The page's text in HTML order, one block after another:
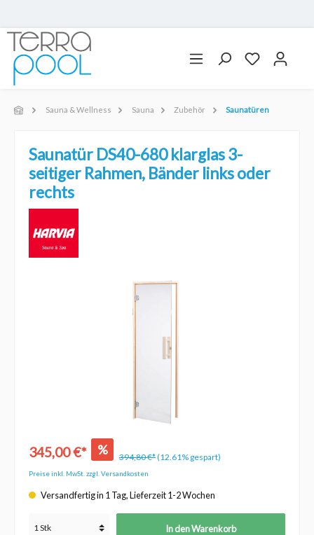
Sauna & Wellness Sauna Zubehör Saunatüren
Saunatür DS40-680 klarglas 3-
seitiger Rahmen, Bänder links oder
rechts
345,00 €* % 394,80 €*(12.61% gespart)
Preise inkl. MwSt. zzgl. Versandkosten
Versandfertig in 1 Tag, Lieferzeit 1-2 Wochen
In den Warenkorb